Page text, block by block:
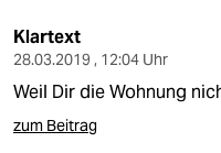
Klartext
28.03.2019 , 12:04 Uhr
Weil Dir die Wohnung
zum Beitrag